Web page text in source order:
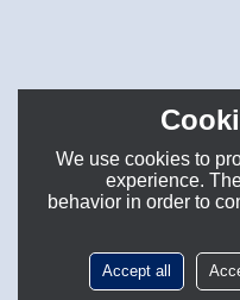
We use cookies to
experience.
behavior in order to
Accept all